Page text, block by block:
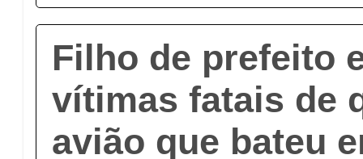
Filho de prefeito
vítimas fatais de
avião que bateu